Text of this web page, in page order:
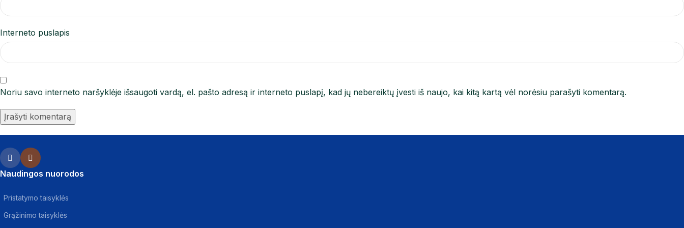
Interneto puslapis
Noriu savo interneto naršyklėje išsaugoti vardą, el. pašto adresą ir interneto puslapį, kad jų nebereiktų įvesti iš naujo, kai kitą kartą vėl norėsiu parašyti komentarą.
Naudingos nuorodos
Pristatymo taisyklės
Grąžinimo taisyklės